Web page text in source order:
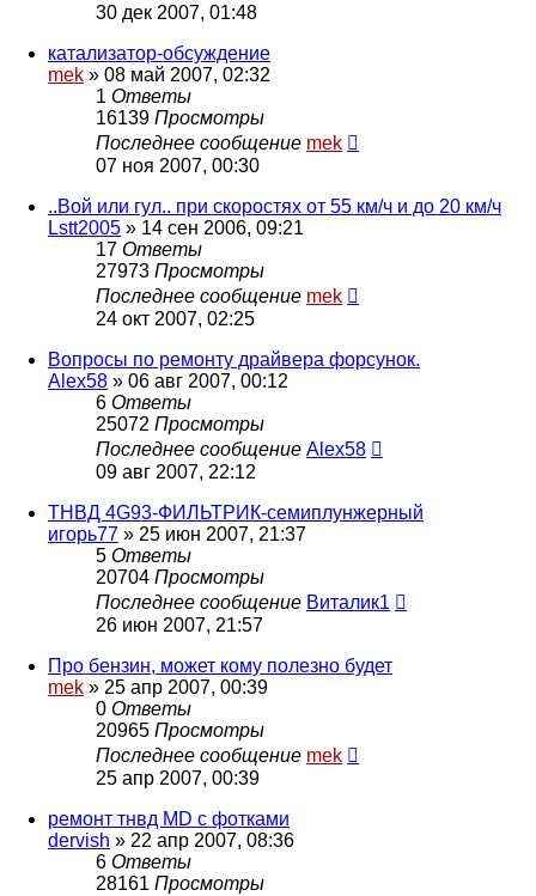
30 дек 2007, 01:48
катализатор-обсуждение
mek » 08 май 2007, 02:32
1 Ответы
16139 Просмотры
Последнее сообщение mek
07 ноя 2007, 00:30
..Вой или гул.. при скоростях от 55 км/ч и до 20 км/ч
Lstt2005 » 14 сен 2006, 09:21
17 Ответы
27973 Просмотры
Последнее сообщение mek
24 окт 2007, 02:25
Вопросы по ремонту драйвера форсунок.
Alex58 » 06 авг 2007, 00:12
6 Ответы
25072 Просмотры
Последнее сообщение Alex58
09 авг 2007, 22:12
ТНВД 4G93-ФИЛЬТРИК-семиплунжерный
игорь77 » 25 июн 2007, 21:37
5 Ответы
20704 Просмотры
Последнее сообщение Виталик1
26 июн 2007, 21:57
Про бензин, может кому полезно будет
mek » 25 апр 2007, 00:39
0 Ответы
20965 Просмотры
Последнее сообщение mek
25 апр 2007, 00:39
ремонт тнвд MD с фотками
dervish » 22 апр 2007, 08:36
6 Ответы
28161 Просмотры